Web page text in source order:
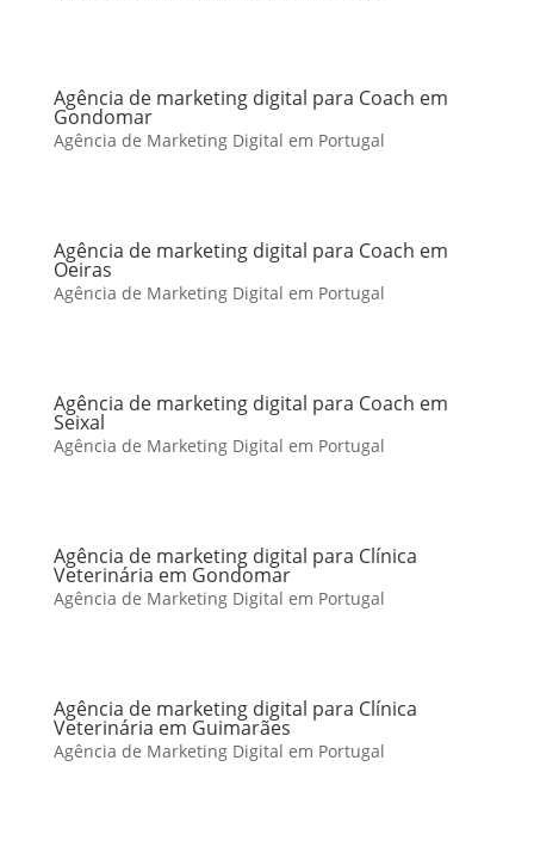
Agência de marketing digital para Coach em
Gondomar
Agência de Marketing Digital em Portugal
Agência de marketing digital para Coach em
Oeiras
Agência de Marketing Digital em Portugal
Agência de marketing digital para Coach em
Seixal
Agência de Marketing Digital em Portugal
Agência de marketing digital para Clínica
Veterinária em Gondomar
Agência de Marketing Digital em Portugal
Agência de marketing digital para Clínica
Veterinária em Guimarães
Agência de Marketing Digital em Portugal